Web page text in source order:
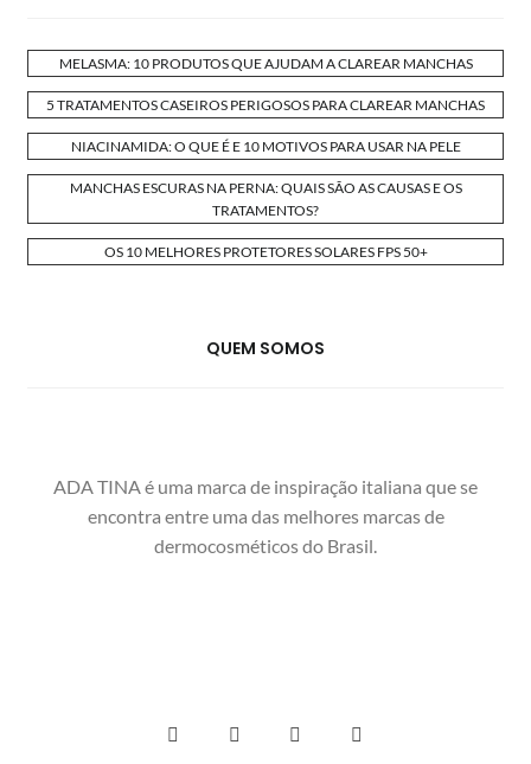
MELASMA: 10 PRODUTOS QUE AJUDAM A CLAREAR MANCHAS
5 TRATAMENTOS CASEIROS PERIGOSOS PARA CLAREAR MANCHAS
NIACINAMIDA: O QUE É E 10 MOTIVOS PARA USAR NA PELE
MANCHAS ESCURAS NA PERNA: QUAIS SÃO AS CAUSAS E OS
TRATAMENTOS?
OS 10 MELHORES PROTETORES SOLARES FPS 50+
QUEM SOMOS
ADA TINA é uma marca de inspiração italiana que se
encontra entre uma das melhores marcas de
dermocosméticos do Brasil.